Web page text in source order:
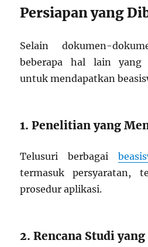
Persiapan yang
Selain dokumen-
beberapa hal lain yang
untuk mendapatkan
1. Penelitian yang
Telusuri berbagai
termasuk persyaratan,
prosedur aplikasi.
2. Rencana Studi